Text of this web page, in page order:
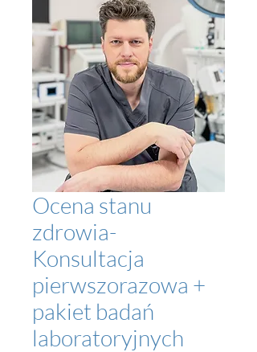
Ocena stanu
zdrowia-
Konsultacja
pierwszorazowa +
pakiet badań
laboratoryjnych